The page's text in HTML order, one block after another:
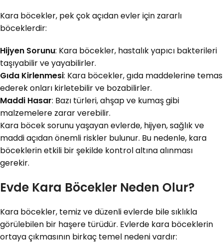
Kara böcekler, pek çok açıdan evler için zararlı
böceklerdir:
Hijyen Sorunu: Kara böcekler, hastalık yapıcı bakterileri
taşıyabilir ve yayabilirler.
Gıda Kirlenmesi: Kara böcekler, gıda maddelerine temas
ederek onları kirletebilir ve bozabilirler.
Maddi Hasar: Bazı türleri, ahşap ve kumaş gibi
malzemelere zarar verebilir.
Kara böcek sorunu yaşayan evlerde, hijyen, sağlık ve
maddi açıdan önemli riskler bulunur. Bu nedenle, kara
böceklerin etkili bir şekilde kontrol altına alınması
gerekir.
Evde Kara Böcekler Neden Olur?
Kara böcekler, temiz ve düzenli evlerde bile sıklıkla
görülebilen bir haşere türüdür. Evlerde kara böceklerin
ortaya çıkmasının birkaç temel nedeni vardır: